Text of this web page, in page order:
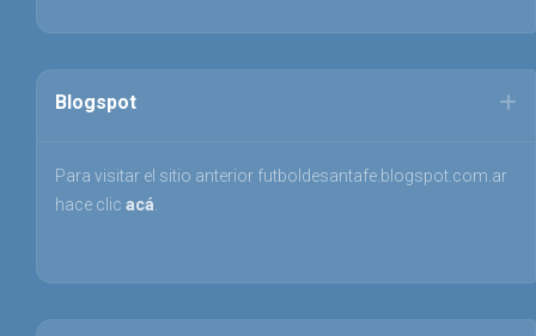
Blogspot
Para visitar el sitio anterior futboldesantafe.blogspot.com.ar
hace clic acá.